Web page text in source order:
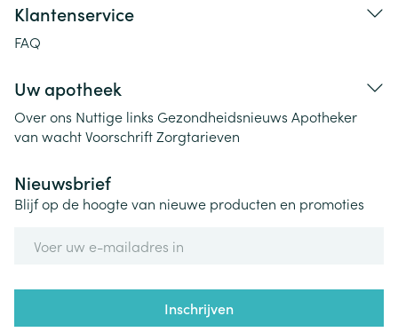
Klantenservice
FAQ
Uw apotheek
Over ons Nuttige links Gezondheidsnieuws Apotheker
van wachtVoorschriftZorgtarieven
Nieuwsbrief
Blijf op de hoogte van nieuwe producten en promoties
Inschrijven